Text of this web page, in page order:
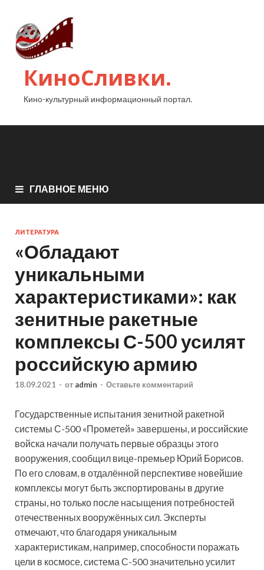
КиноСливки.
Кино-культурный информационный портал.
ГЛАВНОЕ МЕНЮ
ЛИТЕРАТУРА
«Обладают
уникальными
характеристиками»: как
зенитные ракетные
комплексы С-500 усилят
российскую армию
18.09.2021 - от admin - Оставьте комментарий
Государственные испытания зенитной ракетной
системы С-500 «Прометей» завершены, и российские
войска начали получать первые образцы этого
вооружения, сообщил вице-премьер Юрий Борисов.
По его словам, в отдалённой перспективе новейшие
комплексы могут быть экспортированы в другие
страны, но только после насыщения потребностей
отечественных вооружённых сил. Эксперты
отмечают, что благодаря уникальным
характеристикам, например, способности поражать
цели в космосе, система С-500 значительно усилит